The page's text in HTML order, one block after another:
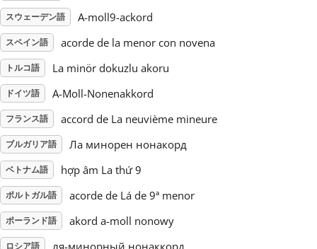
Tiếng Việt
Türkçe
Українська
简体中文
繁體中文
スウェーデン語 A-moll9-ackord
スペイン語 acorde de la menor con novena
トルコ語 La minör dokuzlu akoru
ドイツ語 A-Moll-Nonenakkord
フランス語 accord de La neuvième mineure
ブルガリア語 Ла минорен нонакорд
ベトナム語 hợp âm La thứ 9
ポルトガル語 acorde de Lá de 9ª menor
ポーランド語 akord a-moll nonowy
ロシア語